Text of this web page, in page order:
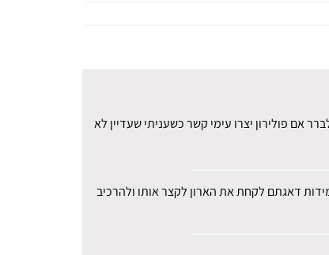
אם פולירון יצרו עימי קשר כשעניתי שעדיין לא
דאגתם לקחת את הארון לקצר אותו ולהרכיב